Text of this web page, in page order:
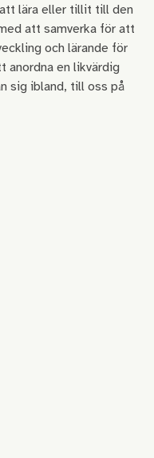
lära eller tillit till den
att samverka för att
och lärande för
anordna en likvärdig
sig ibland, till oss på